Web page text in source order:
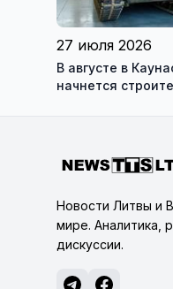
27 июля 2026
В августе в
начнется
Новости Литвы и
мире. Аналитика,
дискуссии.